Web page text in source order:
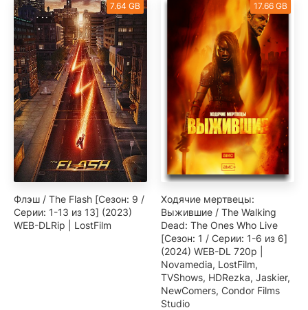
7.64 GB
Флэш / The Flash [Сезон: 9 /
Серии: 1-13 из 13] (2023)
WEB-DLRip | LostFilm
17.66 GB
Ходячие мертвецы:
Выжившие / The Walking
Dead: The Ones Who Live
[Сезон: 1 / Серии: 1-6 из 6]
(2024) WEB-DL 720p |
Novamedia, LostFilm,
TVShows, HDRezka, Jaskier,
NewComers, Condor Films
Studio